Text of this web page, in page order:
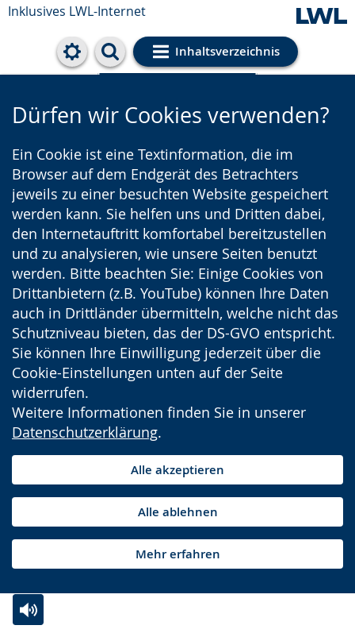
Inklusives LWL-Internet
Inhaltsverzeichnis
Cookie-Einstellungen
Dürfen wir Cookies verwenden?
Ein Cookie ist eine Textinformation, die im
Browser auf dem Endgerät des Betrachters
jeweils zu einer besuchten Website gespeichert
werden kann. Sie helfen uns und Dritten dabei,
den Internetauftritt komfortabel bereitzustellen
und zu analysieren, wie unsere Seiten benutzt
werden. Bitte beachten Sie: Einige Cookies von
Drittanbietern (z.B. YouTube) können Ihre Daten
auch in Drittländer übermitteln, welche nicht das
Schutzniveau bieten, das der DS-GVO entspricht.
Sie können Ihre Einwilligung jederzeit über die
Cookie-Einstellungen unten auf der Seite
widerrufen.
Weitere Informationen finden Sie in unserer
Datenschutzerklärung.
Alle akzeptieren
Alle ablehnen
Mehr erfahren